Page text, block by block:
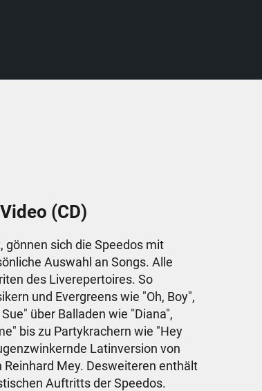
(CD)
gönnen sich die Speedos mit
Auswahl an Songs. Alle
des Liverepertoires. So
und Evergreens wie "Oh, Boy",
über Balladen wie "Diana",
bis zu Partykrachern wie "Hey
Latinversion von
Reinhard Mey. Desweiteren enthält
Auftritts der Speedos.